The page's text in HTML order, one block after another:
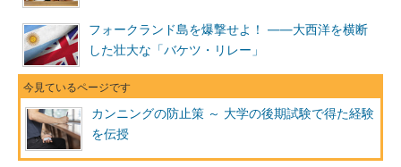
フォークランド島を爆撃せよ！ ――大西洋を横断
した壮大な「バケツ・リレー」
カンニングの防止策 ～ 大学の後期試験で得た経験
を伝授